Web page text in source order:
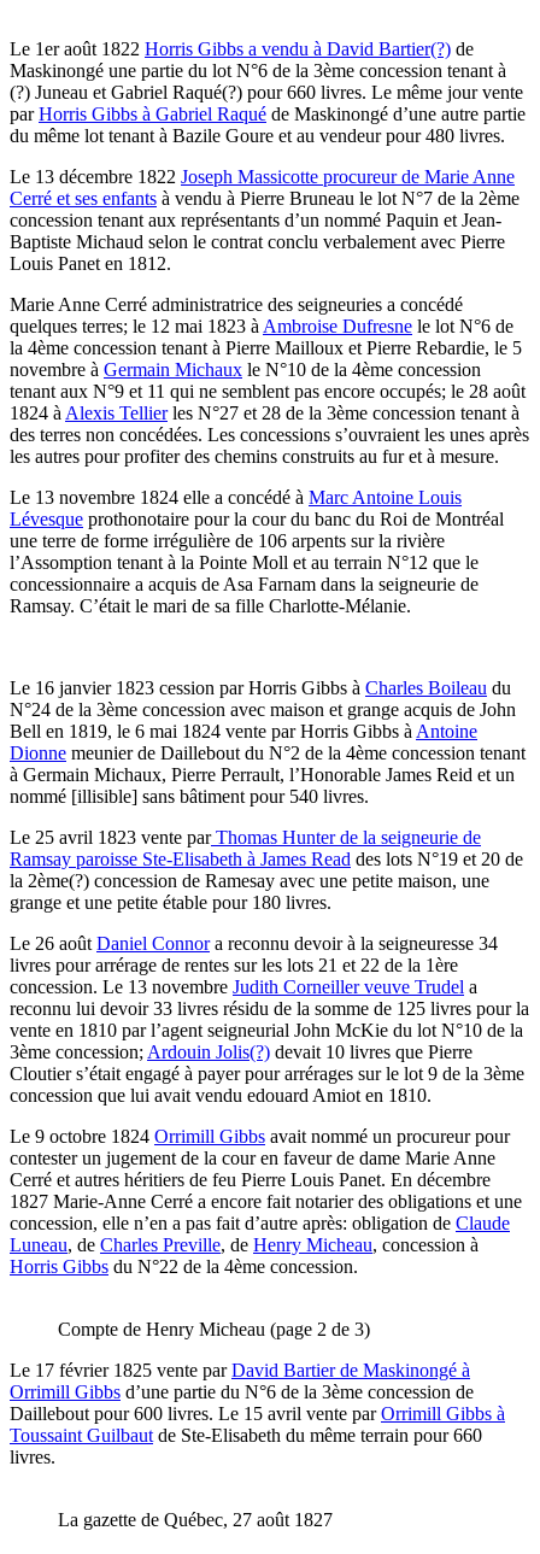
Le 1er août 1822 Horris Gibbs a vendu à David Bartier(?) de
Maskinongé une partie du lot N°6 de la 3ème concession tenant à
(?) Juneau et Gabriel Raqué(?) pour 660 livres. Le même jour vente
parHorris Gibbs à Gabriel Raqué de Maskinongé d’une autre partie
du même lot tenant à Bazile Goure et au vendeur pour 480 livres.
Le 13 décembre 1822 Joseph Massicotte procureur de Marie Anne
Cerré et ses enfants à vendu à Pierre Bruneau le lot N°7 de la 2ème
concession tenant aux représentants d’un nommé Paquin et Jean-
Baptiste Michaud selon le contrat conclu verbalement avec Pierre
Louis Panet en 1812.
Marie Anne Cerré administratrice des seigneuries a concédé
quelques terres; le 12 mai 1823 à Ambroise Dufresne le lot N°6 de
la 4ème concession tenant à Pierre Mailloux et Pierre Rebardie, le 5
novembre à Germain Michaux le N°10 de la 4ème concession
tenant aux N°9 et 11 qui ne semblent pas encore occupés; le 28 août
1824 à Alexis Tellierles N°27 et 28 de la 3ème concession tenant à
des terres non concédées. Les concessions s’ouvraient les unes après
les autres pour profiter des chemins construits au fur et à mesure.
Le 13 novembre 1824 elle a concédé à Marc Antoine Louis
Lévesque prothonotaire pour la cour du banc du Roi de Montréal
une terre de forme irrégulière de 106 arpents sur la rivière
l’Assomption tenant à la Pointe Moll et au terrain N°12 que le
concessionnaire a acquis de Asa Farnam dans la seigneurie de
Ramsay. C’était le mari de sa fille Charlotte-Mélanie.
Le 16 janvier 1823 cession par Horris Gibbs à Charles Boileau du
N°24 de la 3ème concession avec maison et grange acquis de John
Bell en 1819, le 6 mai 1824 vente par Horris Gibbs à Antoine
Dionne meunier de Daillebout du N°2 de la 4ème concession tenant
à Germain Michaux, Pierre Perrault, l’Honorable James Reid et un
nommé [illisible] sans bâtiment pour 540 livres.
Le 25 avril 1823 vente parThomas Hunter de la seigneurie de
Ramsay paroisse Ste-Elisabeth à James Read des lots N°19 et 20 de
la 2ème(?) concession de Ramesay avec une petite maison, une
grange et une petite étable pour 180 livres.
Le 26 août Daniel Connora reconnu devoir à la seigneuresse 34
livres pour arrérage de rentes sur les lots 21 et 22 de la 1ère
concession. Le 13 novembre Judith Corneiller veuve Trudel a
reconnu lui devoir 33 livres résidu de la somme de 125 livres pour la
vente en 1810 par l’agent seigneurial John McKie du lot N°10 de la
3ème concession; Ardouin Jolis(?) devait 10 livres que Pierre
Cloutier s’était engagé à payer pour arrérages sur le lot 9 de la 3ème
concession que lui avait vendu edouard Amiot en 1810.
Le 9 octobre 1824 Orrimill Gibbs avait nommé un procureur pour
contester un jugement de la cour en faveur de dame Marie Anne
Cerré et autres héritiers de feu Pierre Louis Panet. En décembre
1827 Marie-Anne Cerré a encore fait notarier des obligations et une
concession, elle n’en a pas fait d’autre après: obligation de Claude
Luneau, de Charles Preville, de Henry Micheau, concession à
Horris Gibbs du N°22 de la 4ème concession.
Compte de Henry Micheau (page 2 de 3)
Le 17 février 1825 vente parDavid Bartier de Maskinongé à
Orrimill Gibbs d’une partie du N°6 de la 3ème concession de
Daillebout pour 600 livres. Le 15 avril vente parOrrimill Gibbs à
Toussaint Guilbaut de Ste-Elisabeth du même terrain pour 660
livres.
La gazette de Québec, 27 août 1827